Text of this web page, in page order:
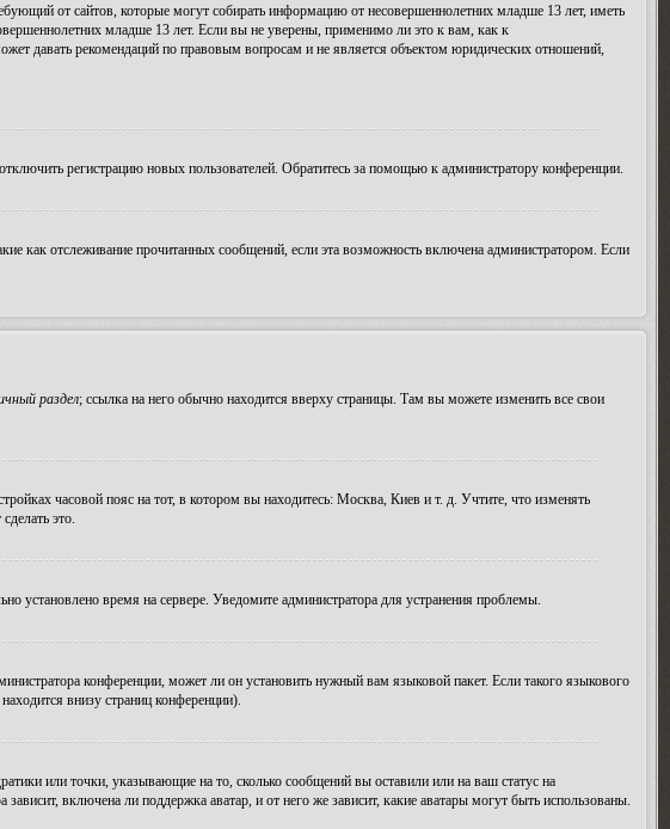
от сайтов, которые могут собирать информацию от несовершеннолетних младше 13 лет, иметь
младше 13 лет. Если вы не уверены, применимо ли это к вам, как к
давать рекомендаций по правовым вопросам и не является объектом юридических отношений,
регистрацию новых пользователей. Обратитесь за помощью к администратору конференции.
как отслеживание прочитанных сообщений, если эта возможность включена администратором. Если
раздел; ссылка на него обычно находится вверху страницы. Там вы можете изменить все свои
часовой пояс на тот, в котором вы находитесь: Москва, Киев и т. д. Учтите, что изменять
это.
установлено время на сервере. Уведомите администратора для устранения проблемы.
конференции, может ли он установить нужный вам языковой пакет. Если такого языкового
внизу страниц конференции).
или точки, указывающие на то, сколько сообщений вы оставили или на ваш статус на
включена ли поддержка аватар, и от него же зависит, какие аватары могут быть использованы.